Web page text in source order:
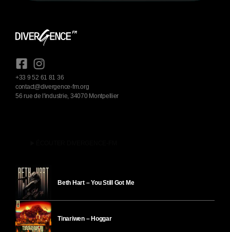
+33 9 52 61 81 36
contact@divergence-fm.org
56 rue de l'industrie, 34070 Montpellier
Beth Hart – You Still Got Me
Tinariwen – Hoggar